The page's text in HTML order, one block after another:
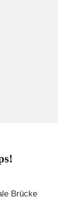
Brücke